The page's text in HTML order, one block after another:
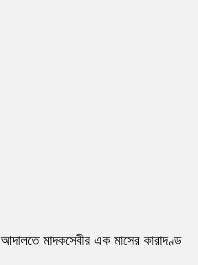
আদালতে মাদকসেবীর এক মাসের কারাদণ্ড